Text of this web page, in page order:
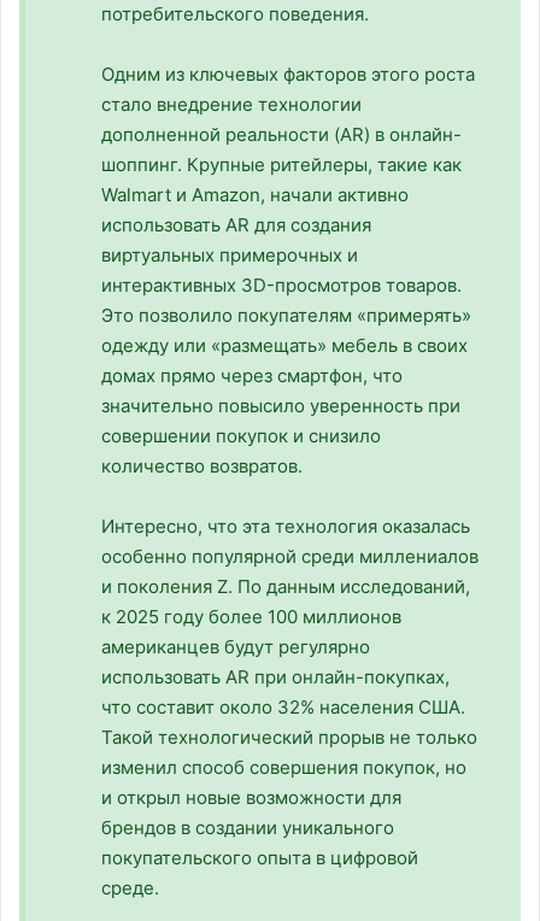
потребительского поведения.
Одним из ключевых факторов этого роста
стало внедрение технологии
дополненной реальности (AR) в онлайн-
шоппинг. Крупные ритейлеры, такие как
Walmart и Amazon, начали активно
использовать AR для создания
виртуальных примерочных и
интерактивных 3D-просмотров товаров.
Это позволило покупателям «примерять»
одежду или «размещать» мебель в своих
домах прямо через смартфон, что
значительно повысило уверенность при
совершении покупок и снизило
количество возвратов.
Интересно, что эта технология оказалась
особенно популярной среди миллениалов
и поколения Z. По данным исследований,
к 2025 году более 100 миллионов
американцев будут регулярно
использовать AR при онлайн-покупках,
что составит около 32% населения США.
Такой технологический прорыв не только
изменил способ совершения покупок, но
и открыл новые возможности для
брендов в создании уникального
покупательского опыта в цифровой
среде.